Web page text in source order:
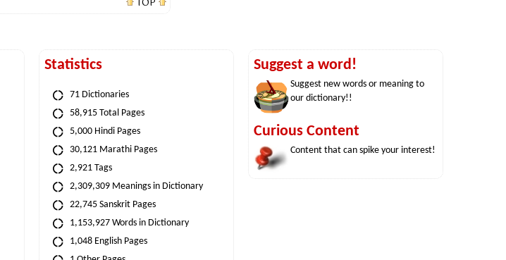
Statistics
71 Dictionaries
58,915 Total Pages
5,000 Hindi Pages
30,121 Marathi Pages
2,921 Tags
2,309,309 Meanings in Dictionary
22,745 Sanskrit Pages
1,153,927 Words in Dictionary
1,048 English Pages
Suggest a word!
Suggest new words or meaning to
our dictionary!!
Curious Content
Content that can spike your interest!